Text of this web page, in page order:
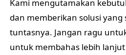
Kami mengutamakan
dan memberikan solusi yang
tuntasnya. Jangan ragu
untuk membahas lebih